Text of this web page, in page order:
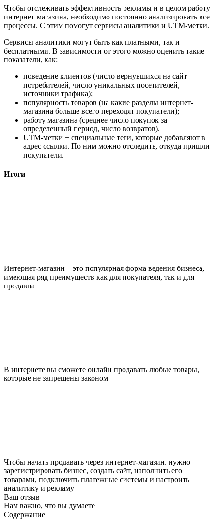
Чтобы отслеживать эффективность рекламы и в целом работу
интернет-магазина, необходимо постоянно анализировать все
процессы. С этим помогут сервисы аналитики и UTM-метки.
Сервисы аналитики могут быть как платными, так и
бесплатными. В зависимости от этого можно оценить такие
показатели, как:
поведение клиентов (число вернувшихся на сайт
потребителей, число уникальных посетителей,
источники трафика);
популярность товаров (на какие разделы интернет-
магазина больше всего переходят покупатели);
работу магазина (среднее число покупок за
определенный период, число возвратов).
UTM-метки − специальные теги, которые добавляют в
адрес ссылки. По ним можно отследить, откуда пришли
покупатели.
Итоги
Интернет-магазин – это популярная форма ведения бизнеса,
имеющая ряд преимуществ как для покупателя, так и для
продавца
В интернете вы сможете онлайн продавать любые товары,
которые не запрещены законом
Чтобы начать продавать через интернет-магазин, нужно
зарегистрировать бизнес, создать сайт, наполнить его
товарами, подключить платежные системы и настроить
аналитику и рекламу
Ваш отзыв
Нам важно, что вы думаете
Содержание